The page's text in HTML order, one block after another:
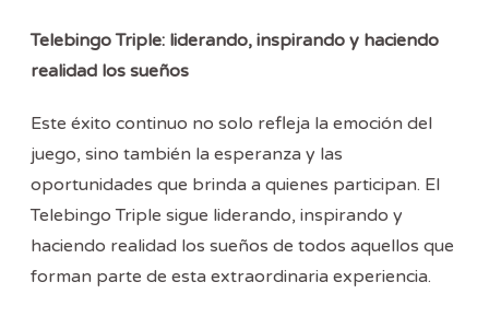
Telebingo Triple: liderando, inspirando y haciendo
realidad los sueños
Este éxito continuo no solo refleja la emoción del
juego, sino también la esperanza y las
oportunidades que brinda a quienes participan. El
Telebingo Triple sigue liderando, inspirando y
haciendo realidad los sueños de todos aquellos que
forman parte de esta extraordinaria experiencia.